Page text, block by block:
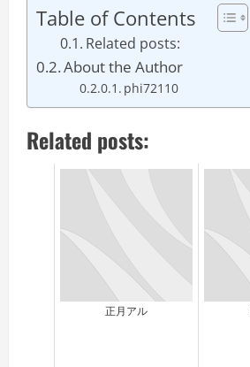
Table of Contents
Related posts:
About the Author
phi72110
Related posts:
正月アル